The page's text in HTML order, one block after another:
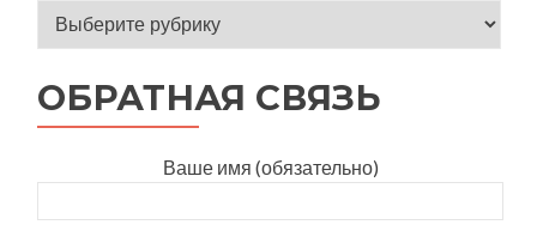
Оберіть відповідну рубрику
ОБРАТНАЯ СВЯЗЬ
Ваше имя (обязательно)